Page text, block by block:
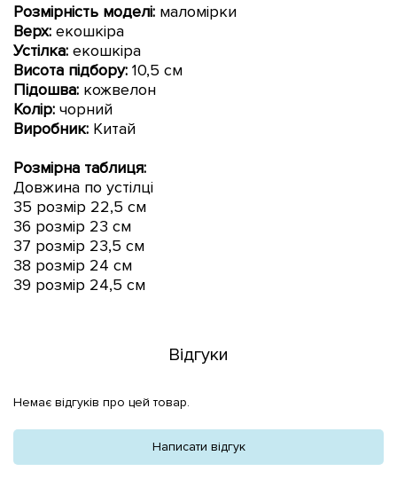
Розмірність моделі: маломірки
Верх: екошкіра
Устілка: екошкіра
Висота підбору: 10,5 см
Підошва: кожвелон
Колір: чорний
Виробник: Китай
Розмірна таблиця:
Довжина по устілці
35 розмір 22,5 см
36 розмір 23 см
37 розмір 23,5 см
38 розмір 24 см
39 розмір 24,5 см
Відгуки
Немає відгуків про цей товар.
Написати відгук